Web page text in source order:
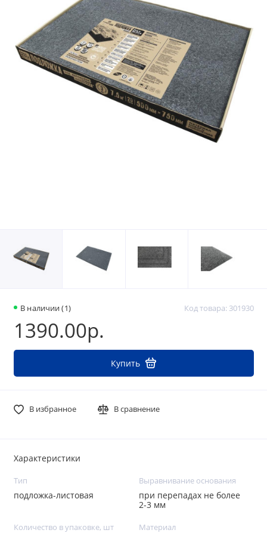
В наличии (1) Код товара: 301930
1390.00р.
Купить
В избранное В сравнение
Характеристики
Тип
подложка-листовая
Выравнивание основания
при перепадах не более
2-3 мм
Количество в упаковке, шт Материал